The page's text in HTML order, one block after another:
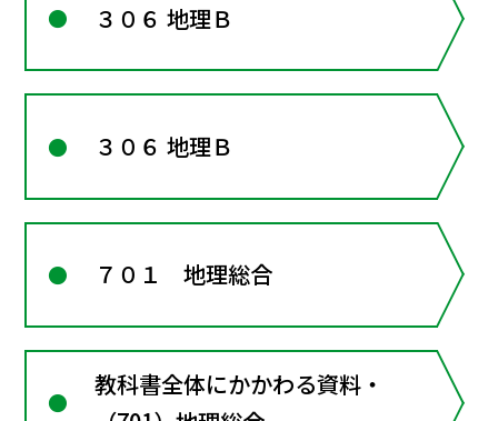
３０６ 地理Ｂ
３０６ 地理Ｂ
７０１ 地理総合
教科書全体にかかわる資料・